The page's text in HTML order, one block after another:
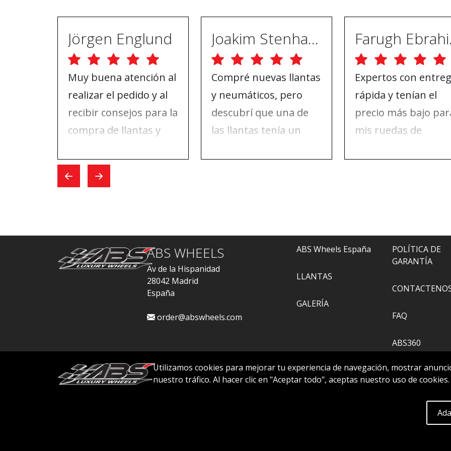
Utilizamos cookies para mejorar tu experiencia de navegación, mostrar
nuestro tráfico. Al hacer clic en "Aceptar todo", aceptas nuestro uso de cookies.
Jörgen Englund
Muy buena atención al
realizar el pedido y al
recibir consejos para la
compra de llantas y
hacer el cambio, todo
fue rápido.
Joakim Stenhammar
Compré nuevas llantas
y neumáticos, pero
descubrí que una de
las llantas tenía un
Expertos con
rápida y tenían el
precio más bajo
mis ruedas de
ABS WHEELS
Av de la Hispanidad
28042 Madrid
España
order@abswheels.com
ABS Wheels España
LLANTAS
GALERÍA
POLÍTICA DE
GARANTÍA
FAQ
ABS360